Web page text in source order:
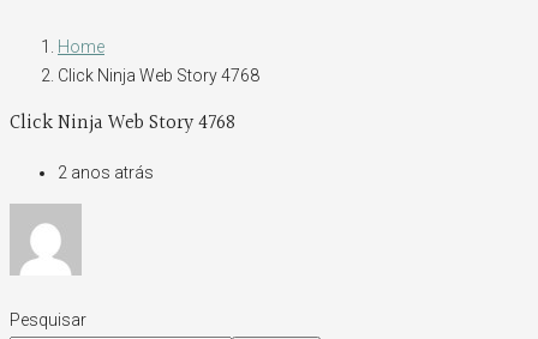
Home
Click Ninja Web Story 4768
Click Ninja Web Story 4768
2 anos atrás
Pesquisar